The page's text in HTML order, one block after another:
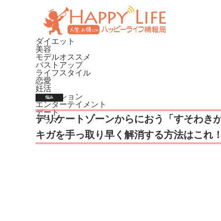
ダイエット
美容
モデルオススメ
バストアップ
ライフスタイル
恋愛
妊活
ファッション
エンターテイメント
デート
ドラマ
悩み
デリケートゾーンからにおう「すそわき
キガを手っ取り早く解消する方法はこれ！